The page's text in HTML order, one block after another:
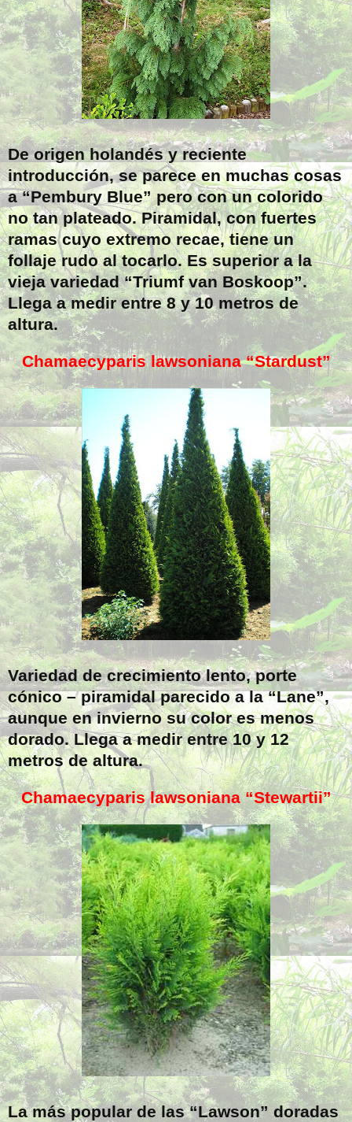
De origen holandés y reciente
introducción, se parece en muchas cosas
a “Pembury Blue” pero con un colorido
no tan plateado. Piramidal, con fuertes
ramas cuyo extremo recae, tiene un
follaje rudo al tocarlo. Es superior a la
vieja variedad “Triumf van Boskoop”.
Llega a medir entre 8 y 10 metros de
altura.
Chamaecyparis lawsoniana “Stardust”
Variedad de crecimiento lento, porte
cónico – piramidal parecido a la “Lane”,
aunque en invierno su color es menos
dorado. Llega a medir entre 10 y 12
metros de altura.
Chamaecyparis lawsoniana “Stewartii”
La más popular de las “Lawson” doradas